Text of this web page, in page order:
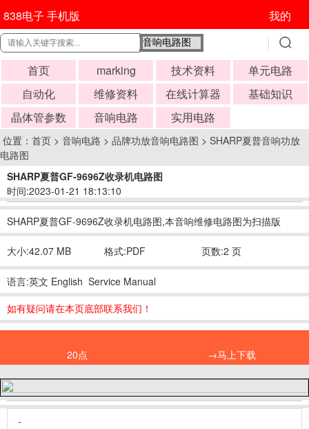
838电子 手机版 我的
首页 marking 技术资料
单元电路
自动化
维修资料 在线计算器
基础知识
晶体管参数
音响电路 实用电路
位置： 首页 > 音响电路 > 品牌功放音响电路图 > SHARP夏普音响功放
电路图
SHARP夏普GF-9696Z收录机电路图
时间:2023-01-21 18:13:10
SHARP夏普GF-9696Z收录机电路图,本音响维修电路图为扫描版
大小:42.07 MB 格式:PDF 页数:2 页
语言:英文 English Service Manual
如有疑问请在本页底部联系我们！
20点 →马上下载
-